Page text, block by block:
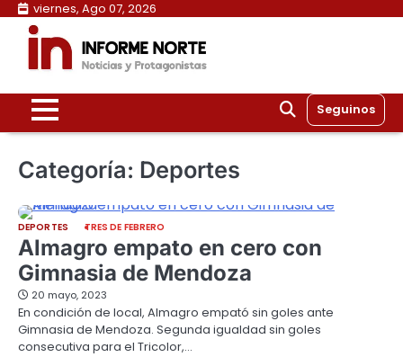
Skip
content
viernes, Ago 07, 2026
Seguinos
Categoría: Deportes
DEPORTES TRES DE FEBRERO
Almagro empato en cero con
Gimnasia de Mendoza
20 mayo, 2023
En condición de local, Almagro empató sin goles ante
Gimnasia de Mendoza. Segunda igualdad sin goles
consecutiva para el Tricolor,…